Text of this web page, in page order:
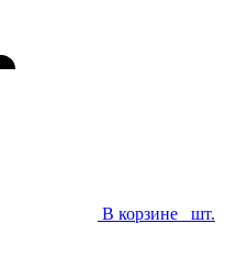
В корзине шт.